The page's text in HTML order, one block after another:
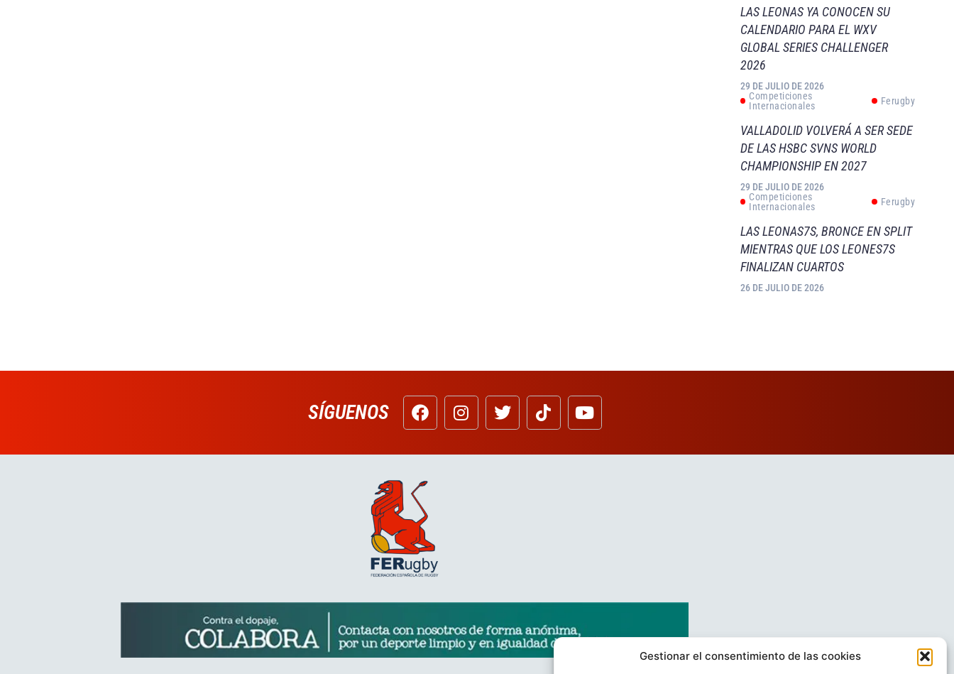
Gestionar el consentimiento de las cookies
LAS LEONAS YA CONOCEN SU
CALENDARIO PARA EL WXV
GLOBAL SERIES CHALLENGER
2026
29 DE JULIO DE 2026
Competiciones
Internacionales
Ferugby
VALLADOLID VOLVERÁ A SER SEDE
DE LAS HSBC SVNS WORLD
CHAMPIONSHIP EN 2027
29 DE JULIO DE 2026
Competiciones
Internacionales
Ferugby
LAS LEONAS7S, BRONCE EN SPLIT
MIENTRAS QUE LOS LEONES7S
FINALIZAN CUARTOS
26 DE JULIO DE 2026
SÍGUENOS